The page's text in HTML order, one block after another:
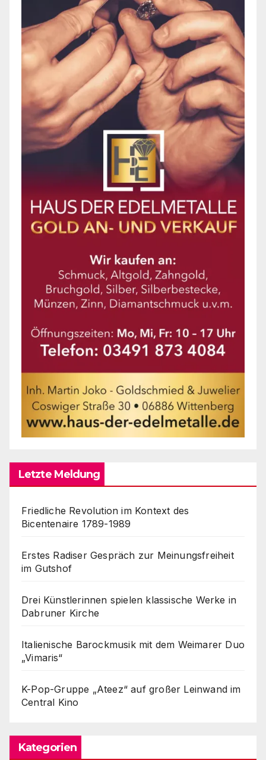
Letzte Meldung
Friedliche Revolution im Kontext des
Bicentenaire 1789-1989
Erstes Radiser Gespräch zur Meinungsfreiheit
im Gutshof
Drei Künstlerinnen spielen klassische Werke in
Dabruner Kirche
Italienische Barockmusik mit dem Weimarer Duo
„Vimaris“
K-Pop-Gruppe „Ateez“ auf großer Leinwand im
Central Kino
Kategorien